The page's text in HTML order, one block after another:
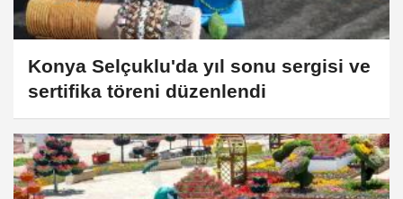
Konya Selçuklu'da yıl sonu sergisi ve
sertifika töreni düzenlendi